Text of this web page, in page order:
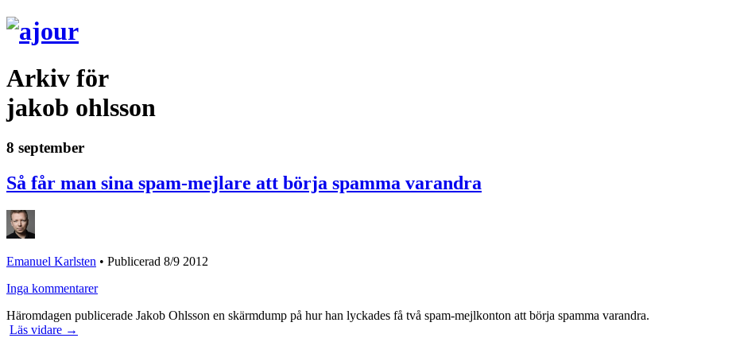
Arkiv för
jakob ohlsson
8 september
Så får man sina spam-mejlare att börja spamma varandra
Emanuel Karlsten • Publicerad 8/9 2012
Inga kommentarer
Häromdagen publicerade Jakob Ohlsson en skärmdump på hur han lyckades få två spam-mejlkonton att börja spamma varandra.
Läs vidare →